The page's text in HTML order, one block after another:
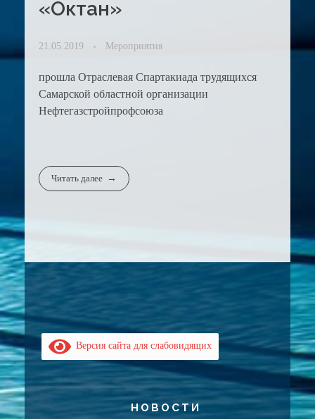
«Октан»
21.05.2019 Мероприятия
прошла Отраслевая Спартакиада трудящихся
Самарской областной организации
Нефтегазстройпрофсоюза
Читать далее
Версия сайта для слабовидящих
НОВОСТИ